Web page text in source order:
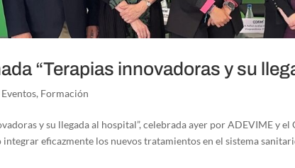
“Terapias innovadoras y su
Eventos, Formación
y su llegada al hospital”, celebrada ayer por ADEVIME y
eficazmente los nuevos tratamientos en el sistema